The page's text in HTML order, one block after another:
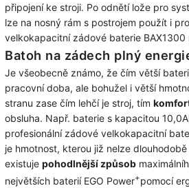
připojení ke stroji. Po odnětí lože pro
lze na nosný rám s postrojem použít i
velkokapacitní zádové baterie BAX1300
Batoh na zádech plný
Je všeobecně známo, že čím větší
pracovní doba, ale bohužel i větší
stranu zase čím lehčí je stroj, tím
obsluha. Např. baterie s kapacitou
profesionální zádové velkokapacitní
je hmotnost, kterou již nelze
existuje pohodlnější způsob
největších baterií EGO Power+pomocí